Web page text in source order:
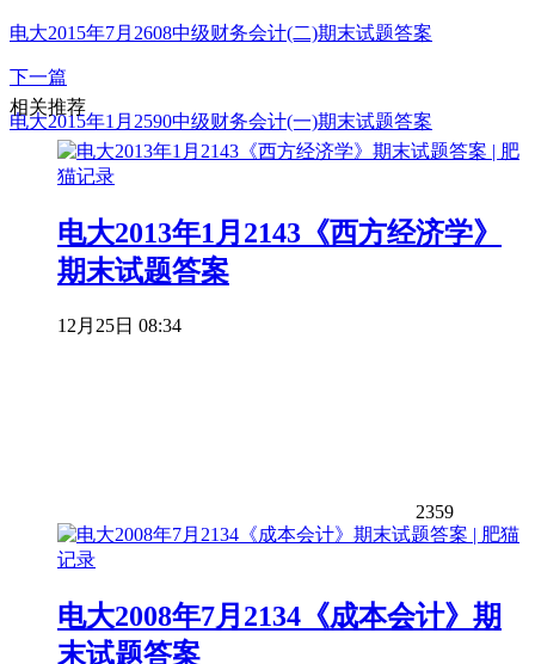
电大2015年7月2608中级财务会计(二)期末试题答案
下一篇
电大2015年1月2590中级财务会计(一)期末试题答案
相关推荐
电大2013年1月2143《西方经济学》
期末试题答案
12月25日 08:34
2359
电大2008年7月2134《成本会计》期
末试题答案